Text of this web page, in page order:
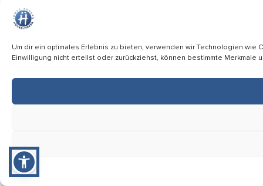
Um dir ein optimales Erlebnis zu bieten, verwenden wir Technologien
Einwilligung nicht erteilst oder zurückziehst, können bestimmte Merkmale